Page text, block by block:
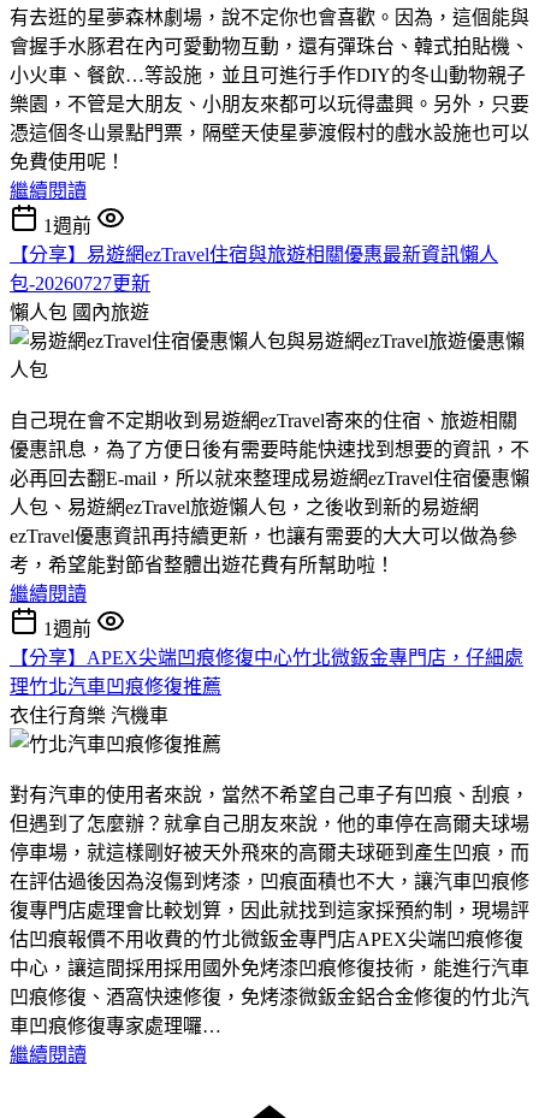
有去逛的星夢森林劇場，說不定你也會喜歡。因為，這個能與
會握手水豚君在內可愛動物互動，還有彈珠台、韓式拍貼機、
小火車、餐飲…等設施，並且可進行手作DIY的冬山動物親子
樂園，不管是大朋友、小朋友來都可以玩得盡興。另外，只要
憑這個冬山景點門票，隔壁天使星夢渡假村的戲水設施也可以
免費使用呢！
繼續閱讀
1週前
【分享】易遊網ezTravel住宿與旅遊相關優惠最新資訊懶人
包-20260727更新
懶人包 國內旅遊
自己現在會不定期收到易遊網ezTravel寄來的住宿、旅遊相關
優惠訊息，為了方便日後有需要時能快速找到想要的資訊，不
必再回去翻E-mail，所以就來整理成易遊網ezTravel住宿優惠懶
人包、易遊網ezTravel旅遊懶人包，之後收到新的易遊網
ezTravel優惠資訊再持續更新，也讓有需要的大大可以做為參
考，希望能對節省整體出遊花費有所幫助啦！
繼續閱讀
1週前
【分享】APEX尖端凹痕修復中心竹北微鈑金專門店，仔細處
理竹北汽車凹痕修復推薦
衣住行育樂 汽機車
對有汽車的使用者來說，當然不希望自己車子有凹痕、刮痕，
但遇到了怎麼辦？就拿自己朋友來說，他的車停在高爾夫球場
停車場，就這樣剛好被天外飛來的高爾夫球砸到產生凹痕，而
在評估過後因為沒傷到烤漆，凹痕面積也不大，讓汽車凹痕修
復專門店處理會比較划算，因此就找到這家採預約制，現場評
估凹痕報價不用收費的竹北微鈑金專門店APEX尖端凹痕修復
中心，讓這間採用採用國外免烤漆凹痕修復技術，能進行汽車
凹痕修復、酒窩快速修復，免烤漆微鈑金鋁合金修復的竹北汽
車凹痕修復專家處理囉…
繼續閱讀